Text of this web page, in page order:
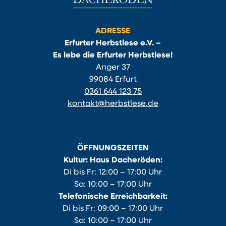
ADRESSE
Erfurter Herbstlese e.V. –
Es lebe die Erfurter Herbstlese!
Anger 37
99084 Erfurt
0361 644 123 75
kontakt@herbstlese.de
ÖFFNUNGSZEITEN
Kultur: Haus Dacheröden:
Di bis Fr: 12:00 – 17:00 Uhr
Sa: 10:00 – 17:00 Uhr
Telefonische Erreichbarkeit:
Di bis Fr: 09:00 – 17:00 Uhr
Sa: 10:00 – 17:00 Uhr